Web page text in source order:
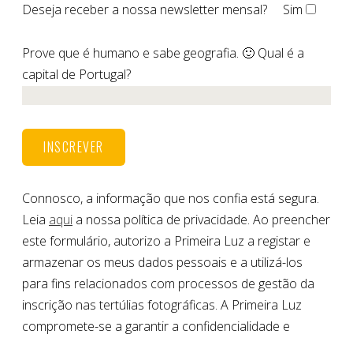
Deseja receber a nossa newsletter mensal? Sim
Prove que é humano e sabe geografia. 🙂 Qual é a
capital de Portugal?
Connosco, a informação que nos confia está segura.
Leia aqui a nossa política de privacidade. Ao preencher
este formulário, autorizo a Primeira Luz a registar e
armazenar os meus dados pessoais e a utilizá-los
para fins relacionados com processos de gestão da
inscrição nas tertúlias fotográficas. A Primeira Luz
compromete-se a garantir a confidencialidade e